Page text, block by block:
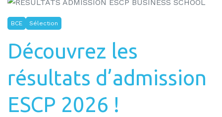
BCE Sélection
Découvrez les
résultats d’admission
ESCP 2026 !